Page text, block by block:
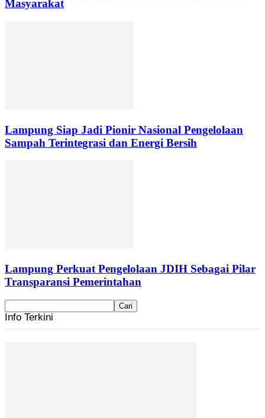
Masyarakat
Lampung Siap Jadi Pionir Nasional Pengelolaan
Sampah Terintegrasi dan Energi Bersih
Lampung Perkuat Pengelolaan JDIH Sebagai Pilar
Transparansi Pemerintahan
Info Terkini